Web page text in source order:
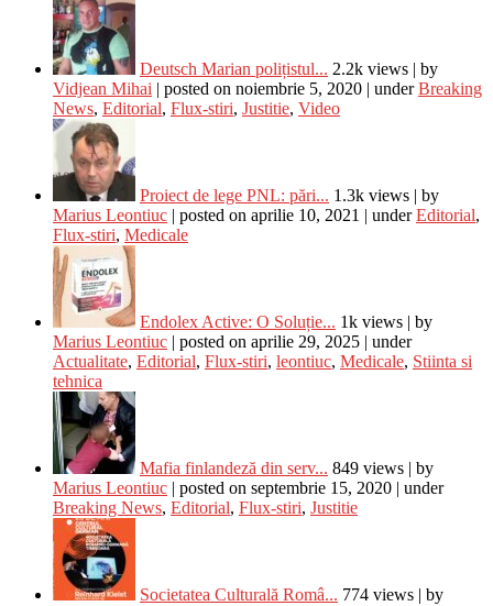
Deutsch Marian polițistul... 2.2k views | by
Vidjean Mihai | posted on noiembrie 5, 2020 | underBreaking
News, Editorial, Flux-stiri, Justitie, Video
Proiect de lege PNL: pări... 1.3k views | by
Marius Leontiuc | posted on aprilie 10, 2021 | underEditorial,
Flux-stiri, Medicale
Endolex Active: O Soluție... 1k views | by
Marius Leontiuc | posted on aprilie 29, 2025 | under
Actualitate, Editorial, Flux-stiri, leontiuc, Medicale, Stiinta si
tehnica
Mafia finlandeză din serv... 849 views | by
Marius Leontiuc | posted on septembrie 15, 2020 | under
Breaking News, Editorial, Flux-stiri, Justitie
Societatea Culturală Româ... 774 views | by